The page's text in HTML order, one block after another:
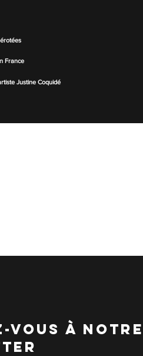
France
Justine Coquidé
vous à notre